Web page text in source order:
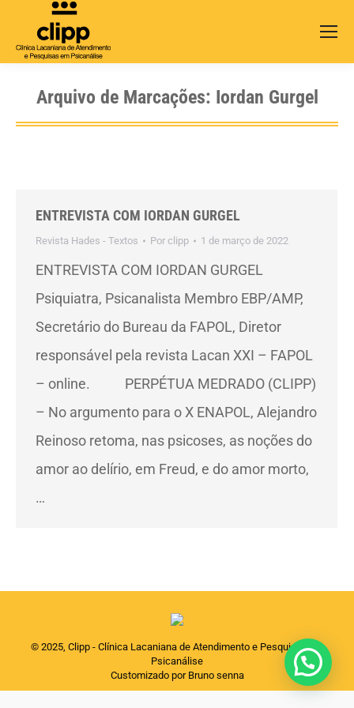
Arquivo de Marcações: Iordan Gurgel
ENTREVISTA COM IORDAN GURGEL
Revista Hades - Textos Por clipp 1 de março de 2022
ENTREVISTA COM IORDAN GURGEL
Psiquiatra, Psicanalista Membro EBP/AMP,
Secretário do Bureau da FAPOL, Diretor
responsável pela revista Lacan XXI – FAPOL
– online. PERPÉTUA MEDRADO (CLIPP)
– No argumento para o X ENAPOL, Alejandro
Reinoso retoma, nas psicoses, as noções do
amor ao delírio, em Freud, e do amor morto,
…
© 2025, Clipp - Clínica Lacaniana de Atendimento e Pesquisas em
Psicanálise
Customizado por Bruno senna